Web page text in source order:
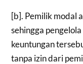
[b]. Pemilik modal
sehingga
keuntungan
tanpa izin dari